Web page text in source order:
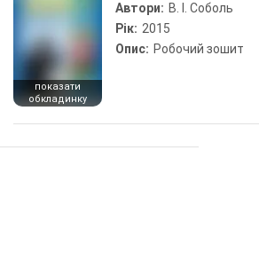
показати
обкладинку
Автори: В. І. Соболь
Рік: 2015
Опис: Робочий зошит